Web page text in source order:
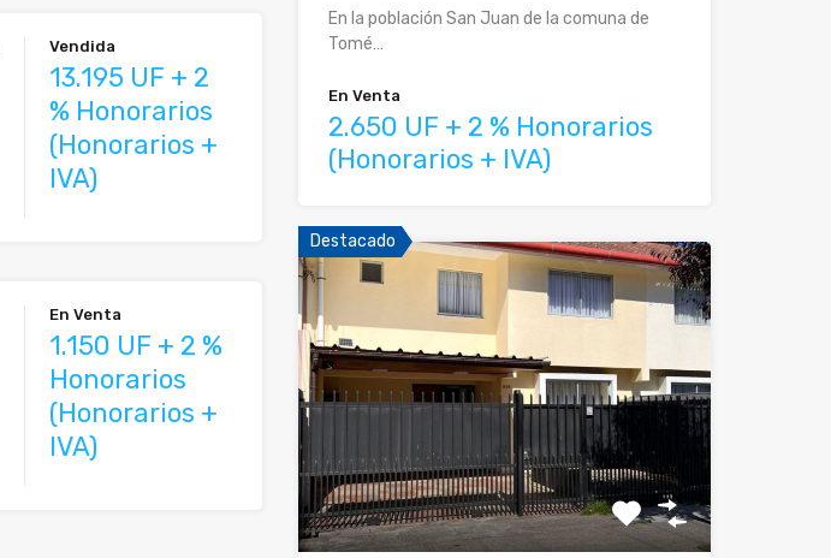
Vendida
13.195 UF + 2
% Honorarios
(Honorarios +
IVA)
En Venta
1.150 UF + 2 %
Honorarios
(Honorarios +
IVA)
En la población San Juan de la comuna de
Tomé…
En Venta
2.650 UF + 2 % Honorarios
(Honorarios + IVA)
Destacado